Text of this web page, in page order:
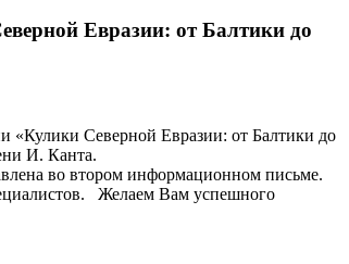
Евразии: от Балтики до
Северной Евразии: от Балтики до
И. Канта.
во втором информационном письме.
Желаем Вам успешного